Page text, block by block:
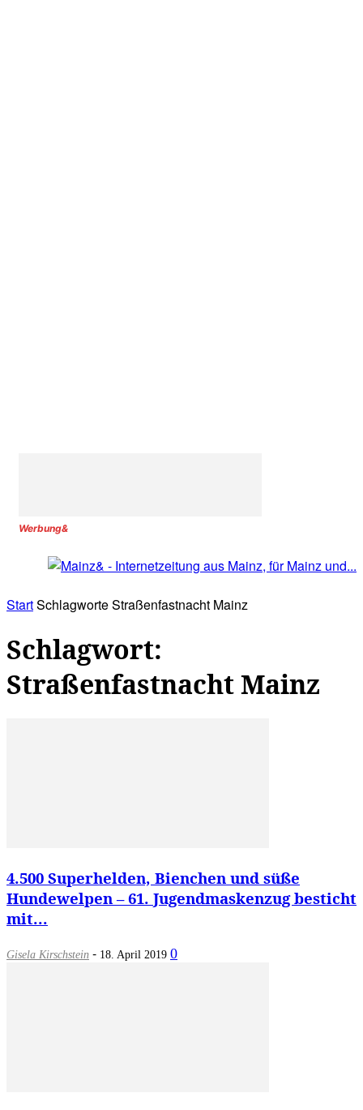
Werbung&
StartSchlagworteStraßenfastnacht Mainz
Schlagwort:
Straßenfastnacht Mainz
4.500 Superhelden, Bienchen und süße
Hundewelpen – 61. Jugendmaskenzug besticht
mit...
Gisela Kirschstein - 18. April 2019 0